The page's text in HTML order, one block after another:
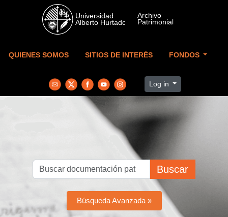
Skip to main content
QUIENES SOMOS SITIOS DE INTERÉS FONDOS
Log in
Buscar
Búsqueda Avanzada »